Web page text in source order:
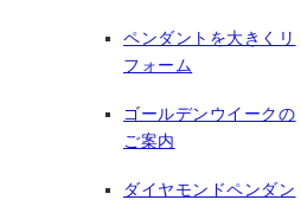
ペンダントを大きくリ
フォーム
ゴールデンウイークの
ご案内
ダイヤモンドペンダン